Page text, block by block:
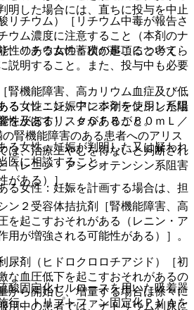
チウム）［リチウム中毒が報告さ
ウム濃度に注意すること（本剤のナ
、リチウムの蓄積が起こると考えら
腎機能障害、高カリウム血症及び低
る（レニン・アンジオテンシン系阻
性がある）。ｅＧＦＲが６０ｍＬ／
腎機能障害のある患者へのアリス
は、治療上やむを得ないと判断され
（レニン・アンジオテンシン系阻害
がある）］。
２受容体拮抗剤［腎機能障害、高
を起こすおそれがある（レニン・ア
用が増強される可能性がある）］。
尿剤（ヒドロクロロチアジド）［初
な血圧低下を起こすおそれがあるの
から開始し、増量する場合は徐々に
用中の患者では、ナトリウム利尿に
明した場合には、直ちに投与を中止
性のある女性：次の事項について、
説明すること。また、投与中も必要
女性：妊娠中に本剤を使用した場
を及ぼすリスクがあること。
女性：妊娠が判明した又は疑われ
医に相談すること。
女性：妊娠を計画する場合は、担
固定化セルロースを用いた吸着器
行、トリプトファン固定化ＰＶＡを